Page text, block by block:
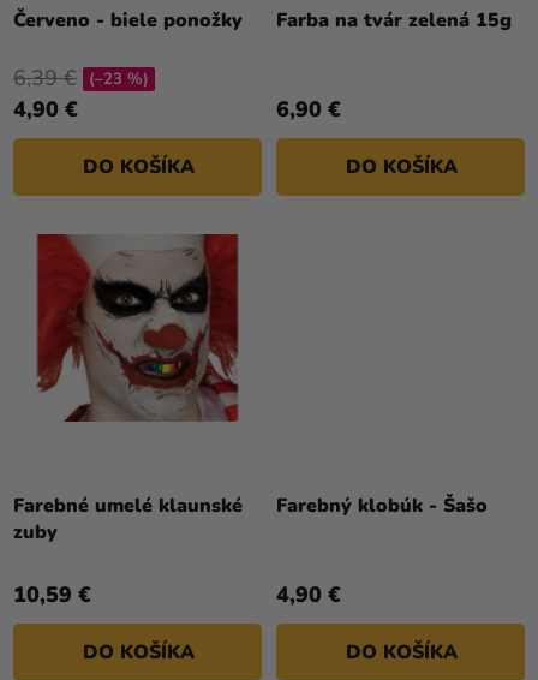
a merch
Kreatívne
potreby
Personalizované
Témy
Výpredaj
O
nás
Párty
Kontakt
T
V
Červeno - biele ponožky
4,90 €
6,39 € (–23 %)
DO KOŠÍKA
Farba na tvár zelená 15g
6,90 €
DO KOŠÍKA
Farebné umelé klaunské
zuby
10,59 €
DO KOŠÍKA
Farebný klobúk - Šašo
4,90 €
DO KOŠÍKA